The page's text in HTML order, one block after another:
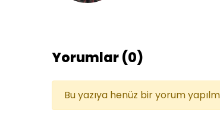
Yorumlar (0)
Bu yazıya henüz bir yorum